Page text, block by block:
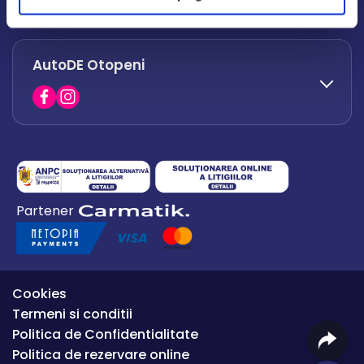
office.afumati@autode.ro
0730 063 852
0730 063 851
AutoDE Otopeni
0754 649 360
office.premium@autode.ro
Partener
Cookies
Termeni si conditii
Politica de Confidentialitate
Politica de rezervare online